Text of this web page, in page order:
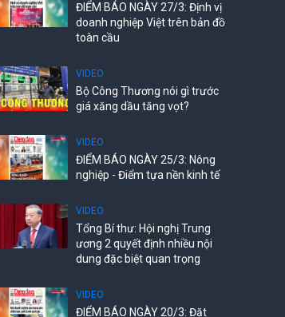
ĐIỂM BÁO NGÀY 27/3: Định vị
doanh nghiệp Việt trên bản đồ
toàn cầu
VIDEO
Bộ Công Thương nói gì trước
giá xăng dầu tăng vọt?
VIDEO
ĐIỂM BÁO NGÀY 25/3: Nông
nghiệp - Điểm tựa nền kinh tế
VIDEO
Tổng Bí thư: Hội nghị Trung
ương 2 quyết định nhiều nội
dung đặc biệt quan trọng
VIDEO
ĐIỂM BÁO NGÀY 20/3: Đặt